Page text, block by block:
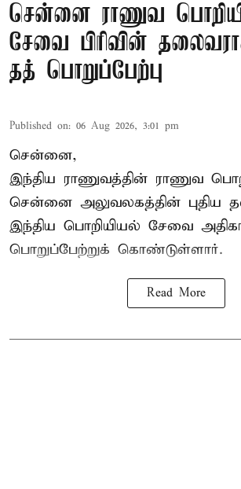
சென்னை ராணுவ
சேவை பிரிவின்
தத் பொறுப்பேற்பு
Published on: 06 Aug 2026, 3:01 pm
சென்னை,
இந்திய ராணுவத்தின் ராணுவ
சென்னை அலுவலகத்தின் புதிய
இந்திய பொறியியல் சேவை
பொறுப்பேற்றுக் கொண்டுள்ளார்.
Read More